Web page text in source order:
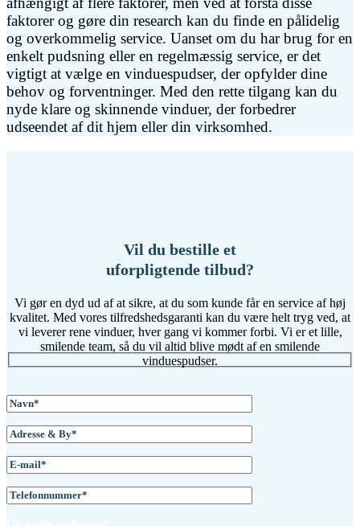
faktorer og gøre din research kan du finde en pålidelig
og overkommelig service. Uanset om du har brug for en
enkelt pudsning eller en regelmæssig service, er det
vigtigt at vælge en vinduespudser, der opfylder dine
behov og forventninger. Med den rette tilgang kan du
nyde klare og skinnende vinduer, der forbedrer
udseendet af dit hjem eller din virksomhed.
Vil du bestille et
uforpligtende tilbud?
Vi gør en dyd ud af at sikre, at du som kunde får en service af høj
kvalitet. Med vores tilfredshedsgaranti kan du være helt tryg ved, at
vi leverer rene vinduer, hver gang vi kommer forbi. Vi er et lille,
smilende team, så du vil altid blive mødt af en smilende
vinduespudser.